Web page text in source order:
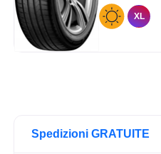
XL
Spedizioni GRATUITE